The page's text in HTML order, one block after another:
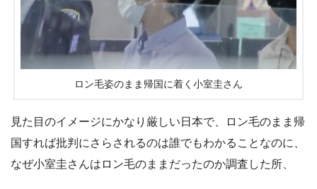
ロン毛姿のまま帰国に着く小室圭さん
見た目のイメージにかなり厳しい日本で、ロン毛のまま帰
国すれば批判にさらされるのは誰でもわかることなのに、
なぜ小室圭さんはロン毛のままだったのか調査した所、